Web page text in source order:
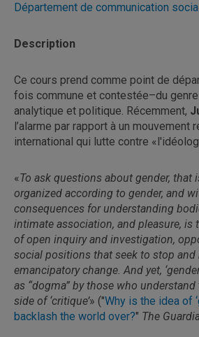
Département de communication
Description
Ce cours prend comme point de
fois commune et contestée–du
analytique et politique. Récemment,
l’alarme par rapport à un mouvement
international qui lutte contre
«To ask questions about gender, that
organized according to gender, and
consequences for understanding
intimate association, and pleasure, is
of open inquiry and investigation,
social positions that seek to stop and
emancipatory change. And yet,
as “dogma” by those who
side of ‘critique’» ("Why is the idea of
backlash the world over?" The